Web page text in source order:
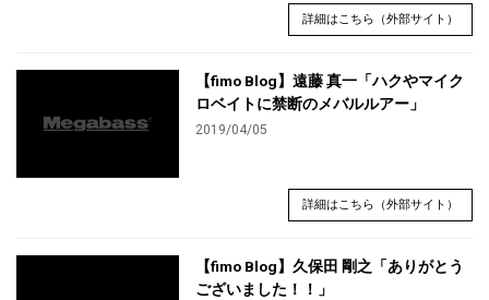
詳細はこちら（外部サイト）
【fimo Blog】遠藤 真一「ハクやマイク
ロベイトに禁断のメバルルアー」
2019/04/05
詳細はこちら（外部サイト）
【fimo Blog】久保田 剛之「ありがとう
ございました！！」